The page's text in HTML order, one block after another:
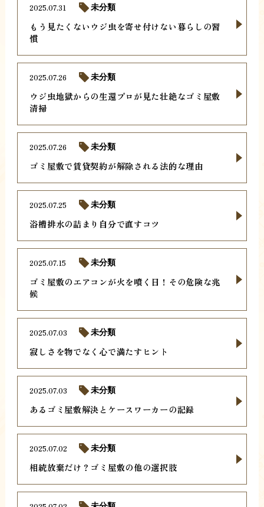
もう見たくないウジ虫を寄せ付けない暮らしの習
慣
2025.07.31 未分類
ウジ虫地獄からの生還プロが見た壮絶なゴミ屋敷
清掃
2025.07.26 未分類
ゴミ屋敷で賃貸契約が解除される法的な理由
2025.07.26 未分類
浴槽排水の詰まり自分で直すコツ
2025.07.25 未分類
ゴミ屋敷のエアコンが火を噴く日！その危険な兆
候
2025.07.15 未分類
寂しさを物でなく心で満たすヒント
2025.07.03 未分類
あるゴミ屋敷解決とケースワーカーの記録
2025.07.03 未分類
相続放棄だけ？ゴミ屋敷の他の選択肢
2025.07.02 未分類